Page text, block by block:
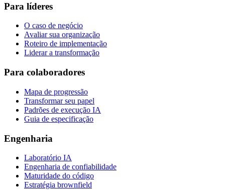
Para líderes
O caso de negócio
Avaliar sua organização
Roteiro de implementação
Liderar a transformação
Para colaboradores
Mapa de progressão
Transformar seu papel
Padrões de execução IA
Guia de especificação
Engenharia
Laboratório IA
Engenharia de confiabilidade
Maturidade do código
Estratégia brownfield